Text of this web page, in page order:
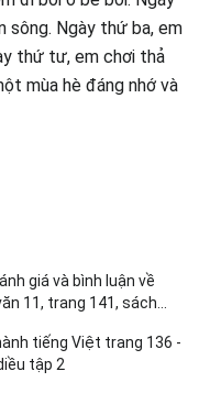
sông. Ngày thứ ba, em
thứ tư, em chơi thả
mùa hè đáng nhớ và
giá và bình luận về
11, trang 141, sách
tiếng Việt trang 136 -
tập 2